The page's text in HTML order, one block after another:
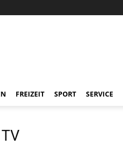
FREIZEIT SPORT SERVICE